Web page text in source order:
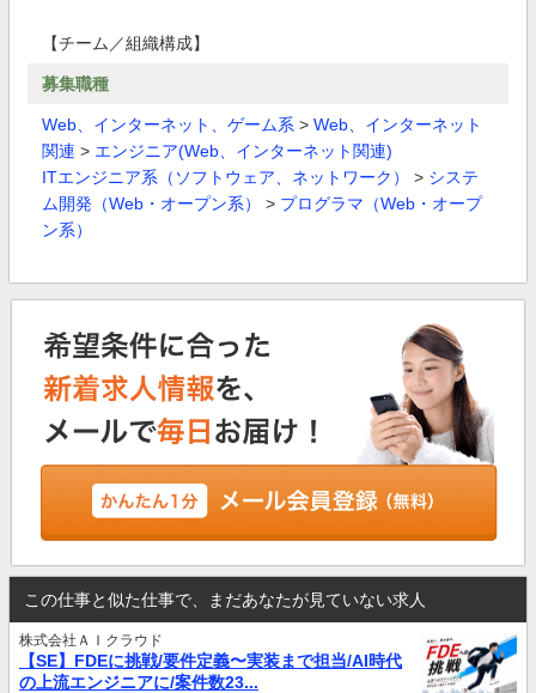
【チーム／組織構成】
募集職種
Web、インターネット、ゲーム系 > Web、インターネット
関連 > エンジニア(Web、インターネット関連)
ITエンジニア系（ソフトウェア、ネットワーク）
> システ
ム開発（Web・オープン系）
> プログラマ（Web・オープ
ン系）
この仕事と似た仕事で、まだあなたが見ていない求人
株式会社ＡＩクラウド
【SE】FDEに挑戦/要件定義〜実装まで担当/AI時代
の上流エンジニアに/案件数23...